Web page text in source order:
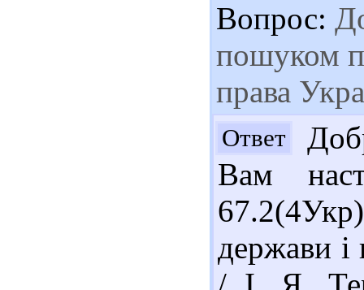
Вопрос:
пошуком
права
Ответ
Вам
держави і